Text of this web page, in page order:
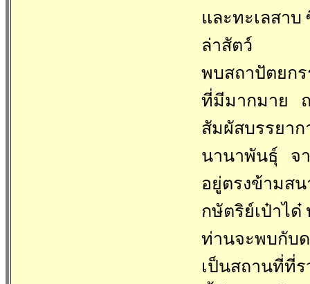
และทะเลสาบ
ล่าสัตว์
พบสถาปัตยก
ที่มีมากมาย
สัมผัสบรรยา
นานาพันธุ์ จา
อยู่ตรงข้ามส
กษัตริย์เป๋าไ
ท่านจะพบกับ
เป็นสถานที่ที่